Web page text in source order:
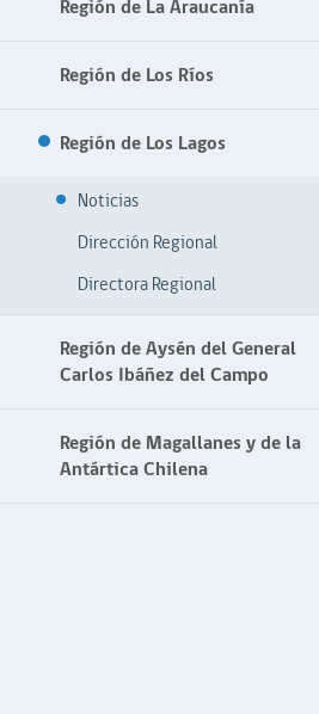
Región de La Araucanía
Región de Los Ríos
Región de Los Lagos
Noticias
Dirección Regional
Directora Regional
Región de Aysén del General
Carlos Ibáñez del Campo
Región de Magallanes y de la
Antártica Chilena